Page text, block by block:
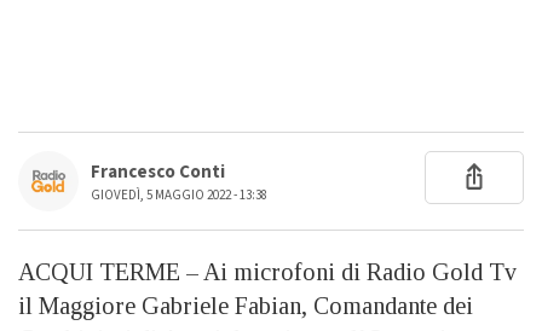
Francesco Conti
GIOVEDÌ, 5 MAGGIO 2022 - 13:38
ACQUI TERME – Ai microfoni di Radio Gold Tv
il Maggiore Gabriele Fabian, Comandante dei